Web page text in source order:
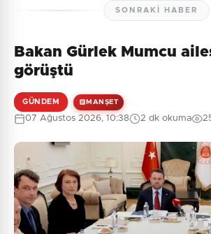
SONRAKI HABER
Bakan Gürlek Mumcu
görüştü
GÜNDEM MANŞET
07 Ağustos 2026, 10:38 2 dk okuma